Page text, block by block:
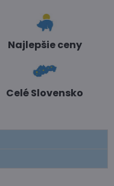
Najlepšie ceny
Celé Slovensko